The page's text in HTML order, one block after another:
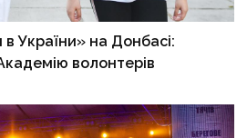
в України» на Донбасі:
волонтерів